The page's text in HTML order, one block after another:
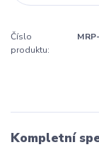
Číslo
produktu:
Kompletní